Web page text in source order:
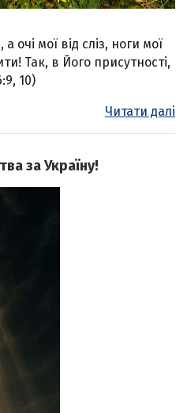
очі мої від сліз, ноги мої
Так, в Його присутності,
10)
Читати далі
за Україну!